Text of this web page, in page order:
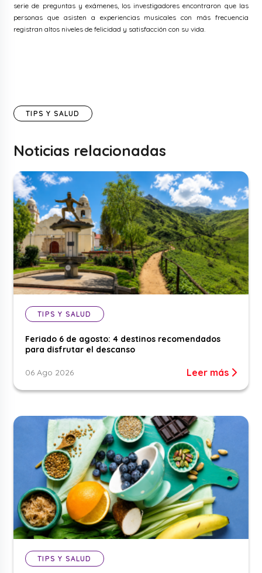
serie de preguntas y exámenes, los investigadores encontraron que las
personas que asisten a experiencias musicales con más frecuencia
registran altos niveles de felicidad y satisfacción con su vida.
TIPS Y SALUD
Noticias relacionadas
TIPS Y SALUD
Feriado 6 de agosto: 4 destinos recomendados
para disfrutar el descanso
06 Ago 2026 Leer más
TIPS Y SALUD